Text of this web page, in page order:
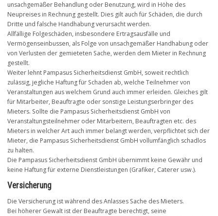
unsachgemäßer Behandlung oder Benutzung, wird in Höhe des
Neupreises in Rechnung gestellt. Dies gilt auch für Schäden, die durch
Dritte und falsche Handhabung verursacht werden.
Allfällige Folgeschäden, insbesondere Ertragsausfälle und
Vermögenseinbussen, als Folge von unsachgemäßer Handhabung oder
von Verlusten der gemieteten Sache, werden dem Mieter in Rechnung
gestellt.
Weiter lehnt Pampasus Sicherheitsdienst GmbH, soweit rechtlich
zulässig, jegliche Haftung für Schaden ab, welche Teilnehmer von
Veranstaltungen aus welchem Grund auch immer erleiden. Gleiches gilt
für Mitarbeiter, Beauftragte oder sonstige Leistungserbringer des
Mieters. Sollte die Pampasus Sicherheitsdienst GmbH von
Veranstaltungsteilnehmer oder Mitarbeitern, Beauftragten etc. des
Mieters in welcher Art auch immer belangt werden, verpflichtet sich der
Mieter, die Pampasus Sicherheitsdienst GmbH vollumfänglich schadlos
zu halten.
Die Pampasus Sicherheitsdienst GmbH übernimmt keine Gewähr und
keine Haftung für externe Dienstleistungen (Grafiker, Caterer usw.).
Versicherung
Die Versicherung ist während des Anlasses Sache des Mieters.
Bei höherer Gewalt ist der Beauftragte berechtigt, seine